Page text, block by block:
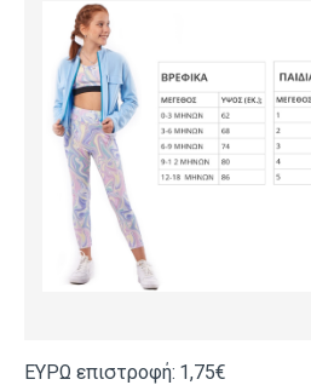
ΕΥΡΩ επιστροφή: 1,75€